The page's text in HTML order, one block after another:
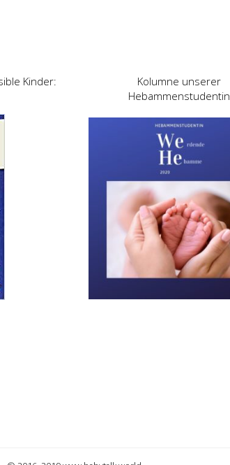
Kinder:
Kolumne unserer
Hebammenstudentin